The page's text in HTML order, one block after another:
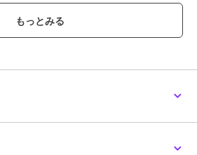
のが難しいご家庭にもおすすめ。別売りの
。【ぬいぐるみのような、ふんわりシルエ
ふわふわ柔らかな質感。お子さまが抱き